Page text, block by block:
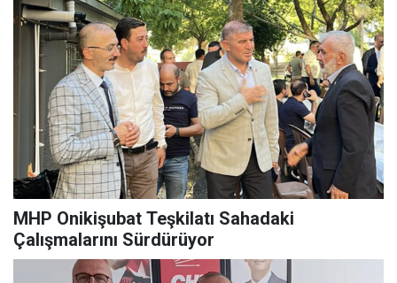
MHP Onikişubat Teşkilatı Sahadaki
Çalışmalarını Sürdürüyor